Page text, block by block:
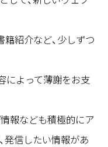
籍紹介など、少しずつ
によって薄謝をお支
報なども積極的にア
発信したい情報があ